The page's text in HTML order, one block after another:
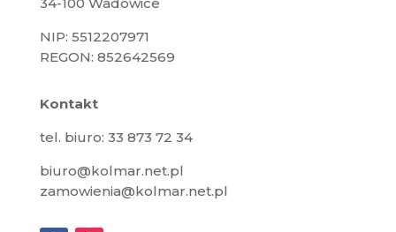
NIP: 5512207971
REGON: 852642569
Kontakt
tel. biuro: 33 873 72 34
biuro@kolmar.net.pl
zamowienia@kolmar.net.pl